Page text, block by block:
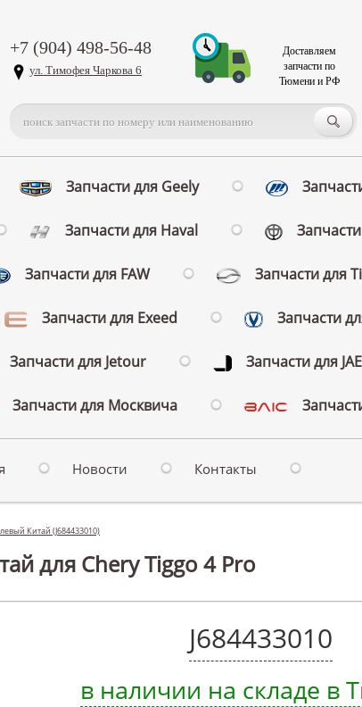
+7 (904) 498-56-48
ул. Тимофея Чаркова 6
Доставляем
запчасти по
Тюмени и РФ
Запчасти для Geely
Запчасти для Haval
Запчасти для FAW Запчасти для
Запчасти для Exeed Запчасти
Запчасти для Jetour Запчасти для
Запчасти для Москвича
Новости Контакты
Китай (J684433010)
для Chery Tiggo 4 Pro
J684433010
в наличии на складе в